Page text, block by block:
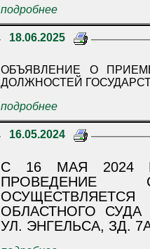
подробнее
18.06.2025
ОБЪЯВЛЕНИЕ О
ДОЛЖНОСТЕЙ
подробнее
16.05.2024
С 16 МАЯ 2024
ПРОВЕДЕНИЕ
ОБЛАСТНОГО
УЛ. ЭНГЕЛЬСА, ЗД.